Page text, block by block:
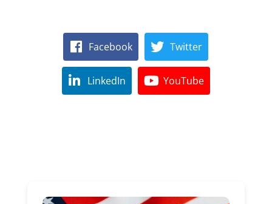
Facebook Twitter
LinkedIn YouTube